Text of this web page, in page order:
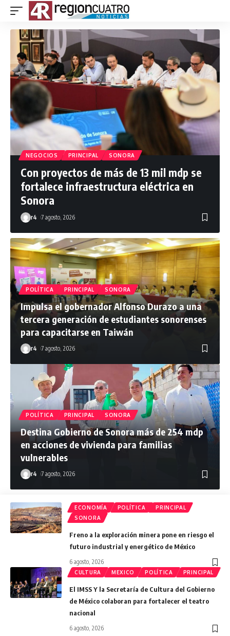
NEGOCIOS PRINCIPAL SONORA
Con proyectos de más de 13 mil mdp se
fortalece infraestructura eléctrica en
Sonora
r4 7 agosto, 2026
POLÍTICA PRINCIPAL SONORA
Impulsa el gobernador Alfonso Durazo a una
tercera generación de estudiantes sonorenses
para capacitarse en Taiwán
r4 7 agosto, 2026
POLÍTICA PRINCIPAL SONORA
Destina Gobierno de Sonora más de 254 mdp
en acciones de vivienda para familias
vulnerables
r4 7 agosto, 2026
ECONOMÍA POLÍTICA
PRINCIPAL
SONORA
Freno a la exploración minera pone en riesgo el
futuro industrial y energético de México
6 agosto, 2026
CULTURA MEXICO POLÍTICA PRINCIPAL
El IMSS Y la Secretaría de Cultura del Gobierno
de México colaboran para fortalecer el teatro
nacional
6 agosto, 2026